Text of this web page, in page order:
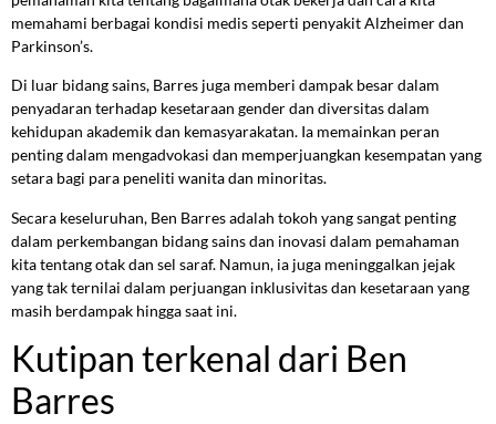
memahami berbagai kondisi medis seperti penyakit Alzheimer dan
Parkinson’s.
Di luar bidang sains, Barres juga memberi dampak besar dalam
penyadaran terhadap kesetaraan gender dan diversitas dalam
kehidupan akademik dan kemasyarakatan. Ia memainkan peran
penting dalam mengadvokasi dan memperjuangkan kesempatan yang
setara bagi para peneliti wanita dan minoritas.
Secara keseluruhan, Ben Barres adalah tokoh yang sangat penting
dalam perkembangan bidang sains dan inovasi dalam pemahaman
kita tentang otak dan sel saraf. Namun, ia juga meninggalkan jejak
yang tak ternilai dalam perjuangan inklusivitas dan kesetaraan yang
masih berdampak hingga saat ini.
Kutipan terkenal dari Ben
Barres